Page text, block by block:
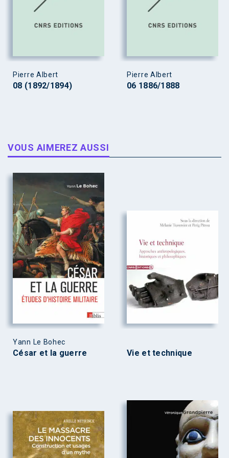
Pierre Albert
08 (1892/1894)
Pierre Albert
06 1886/1888
VOUS AIMEREZ AUSSI
Yann Le Bohec
César et la guerre Vie et technique